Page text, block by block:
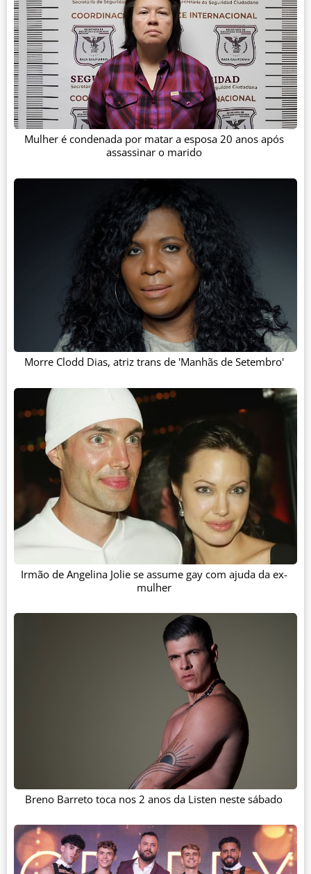
Mulher é condenada por matar a esposa 20 anos após
assassinar o marido
Morre Clodd Dias, atriz trans de 'Manhãs de Setembro'
Irmão de Angelina Jolie se assume gay com ajuda da ex-
mulher
Breno Barreto toca nos 2 anos da Listen neste sábado